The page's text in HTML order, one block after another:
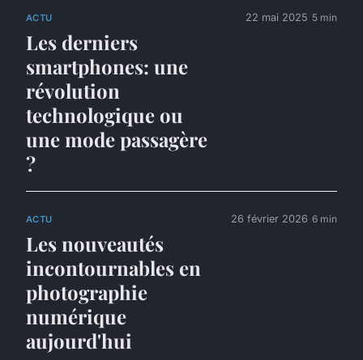
ACTU
Les derniers
smartphones: une
révolution
technologique ou
une mode passagère
?
22 mai 2025 5 min
ACTU
Les nouveautés
incontournables en
photographie
numérique
aujourd'hui
26 février 2026 6 min